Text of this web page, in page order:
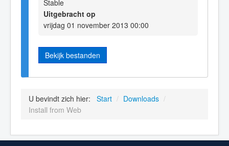
Stable
Uitgebracht op
vrijdag 01 november 2013 00:00
Bekijk bestanden
U bevindt zich hier: Start / Downloads /
Install from Web